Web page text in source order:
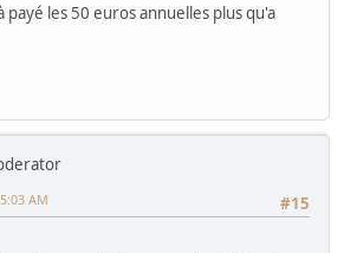
payé les 50 euros annuelles plus qu'a
#15
AM